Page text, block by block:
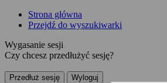
Strona główna
Przejdź do wyszukiwarki
Wygasanie sesji
Czy chcesz przedłużyć sesję?
Przedłuż sesję Wyloguj